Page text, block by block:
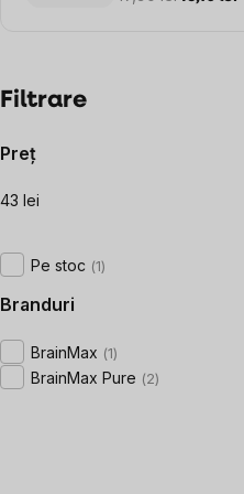
Bară
laterală
Filtrare
Preţ
43 lei
Pe stoc 1
Branduri
BrainMax 1
BrainMax Pure 2